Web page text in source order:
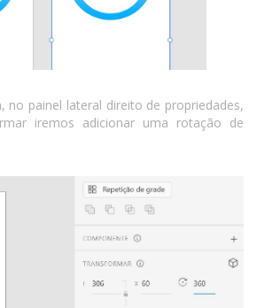
no painel lateral direito de propriedades,
iremos adicionar uma rotação de